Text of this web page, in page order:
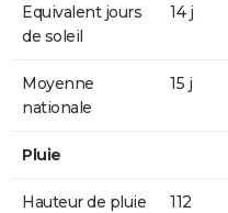
Equivalent jours
de soleil
14 j
Moyenne
nationale
15 j
Pluie
Hauteur de pluie
112